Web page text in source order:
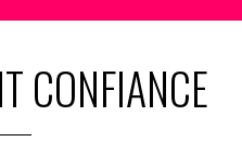
CONFIANCE